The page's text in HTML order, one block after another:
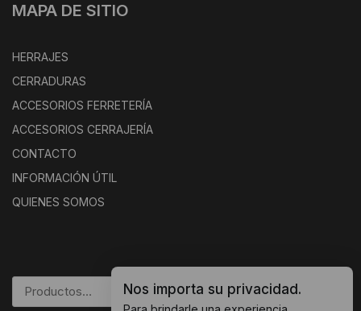
MAPA DE SITIO
HERRAJES
CERRADURAS
ACCESORIOS FERRETERÍA
ACCESORIOS CERRAJERÍA
CONTACTO
INFORMACIÓN ÚTIL
QUIENES SOMOS
BUSCAR
Nos importa su privacidad.